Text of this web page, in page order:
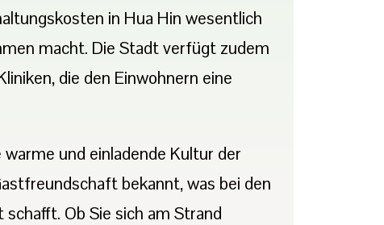
in Hua Hin wesentlich
macht. Die Stadt verfügt zudem
die den Einwohnern eine
und einladende Kultur der
bekannt, was bei den
Ob Sie sich am Strand